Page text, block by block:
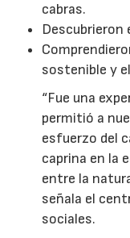
cabras.
Descubrieron
sostenible y
“Fue una
permitió a
esfuerzo del
caprina en la
entre la
señala el
sociales.